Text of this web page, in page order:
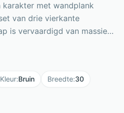
karakter met wandplank
van drie vierkante
is vervaardigd van massief
matte transparante lak,
wandcompositie. Met een
ze ruimte aan planten,
Kleur:Bruin Breedte:30